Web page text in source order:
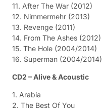
11. After The War (2012)
12. Nimmermehr (2013)
13. Revenge (2011)
14. From The Ashes (2012)
15. The Hole (2004/2014)
16. Superman (2004/2014)
CD2 – Alive & Acoustic
1. Arabia
2. The Best Of You